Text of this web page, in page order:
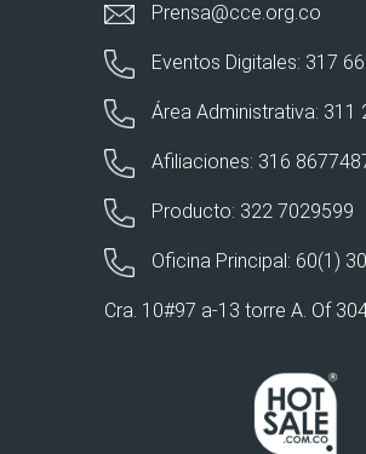
Prensa@cce.org.co
Eventos Digitales: 317
Área Administrativa: 311
Afiliaciones: 316
Producto: 322 7029599
Oficina Principal: 60(1)
Cra. 10#97 a-13 torre A. Of